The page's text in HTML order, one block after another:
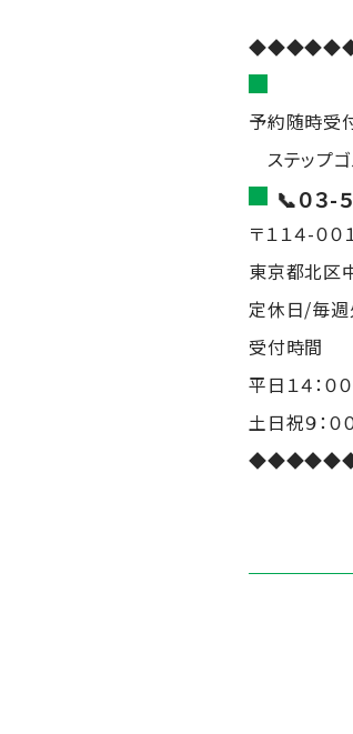
無
予約随時受
ステップ
📞０３-
〒１１４-００
東京都北区
定休日/毎週
受付時間
平日１４：０
土日祝９：０